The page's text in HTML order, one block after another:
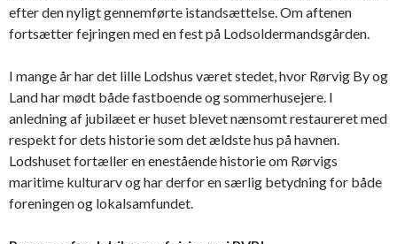
efter den nyligt gennemførte istandsættelse. Om aftenen
fortsætter fejringen med en fest på Lodsoldermandsgården.
I mange år har det lille Lodshus været stedet, hvor Rørvig By og
Land har mødt både fastboende og sommerhusejere. I
anledning af jubilæet er huset blevet nænsomt restaureret med
respekt for dets historie som det ældste hus på havnen.
Lodshuset fortæller en enestående historie om Rørvigs
maritime kulturarv og har derfor en særlig betydning for både
foreningen og lokalsamfundet.